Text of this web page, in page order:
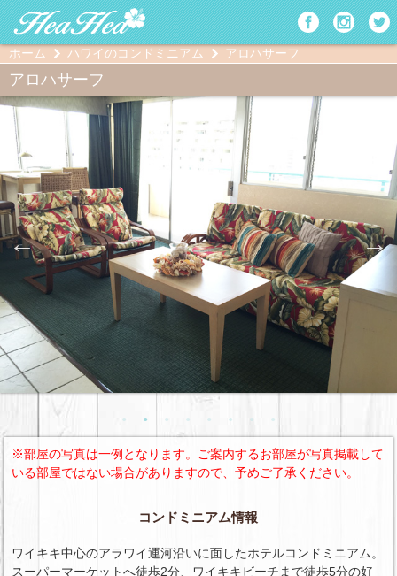
ホーム ハワイのコンドミニアム アロハサーフ
アロハサーフ
※部屋の写真は一例となります。ご案内するお部屋が写真掲載して
いる部屋ではない場合がありますので、予めご了承ください。
コンドミニアム情報
ワイキキ中心のアラワイ運河沿いに面したホテルコンドミニアム。
スーパーマーケットへ徒歩2分、ワイキキビーチまで徒歩5分の好